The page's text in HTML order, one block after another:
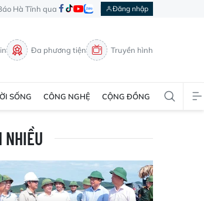
Hà Tĩnh qua Đăng nhập
Đa phương tiện Truyền hình
SỐNG CÔNG NGHỆ CỘNG ĐỒNG
NHIỀU